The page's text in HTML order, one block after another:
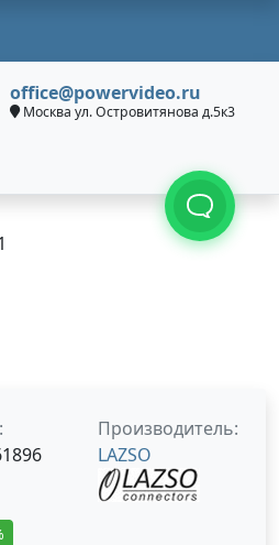
office@powervideo.ru
Москва ул. Островитянова д.5к3
Производитель:
LAZSO